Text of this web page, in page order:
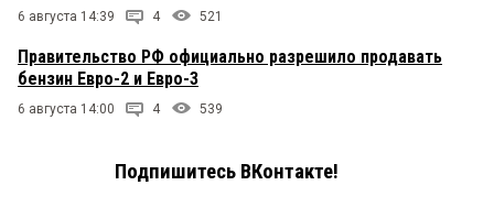
6 августа 14:39 4 521
Правительство РФ официально разрешило продавать
бензин Евро-2 и Евро-3
6 августа 14:00 4 539
Подпишитесь ВКонтакте!